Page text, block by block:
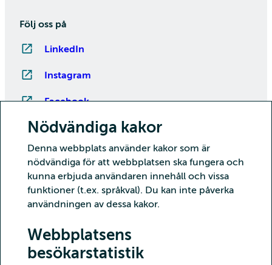
Nödvändiga kakor
Denna webbplats använder kakor som är
nödvändiga för att webbplatsen ska fungera och
kunna erbjuda användaren innehåll och vissa
funktioner (t.ex. språkval). Du kan inte påverka
användningen av dessa kakor.
Webbplatsens
besökarstatistik
Följ oss på
LinkedIn
Instagram
Facebook
YouTube
Copyright CSC – IT-centret för vetenskap Ab